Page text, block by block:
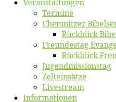
Ver­an­stal­tun­gen
Ter­mi­ne
Chemnit­zer
Rück­blick
Freun­des­tag
Rück­blick
Jugend­mis­sions­tag
Zelt­ein­sät­ze
Live­stream
Informatio­nen